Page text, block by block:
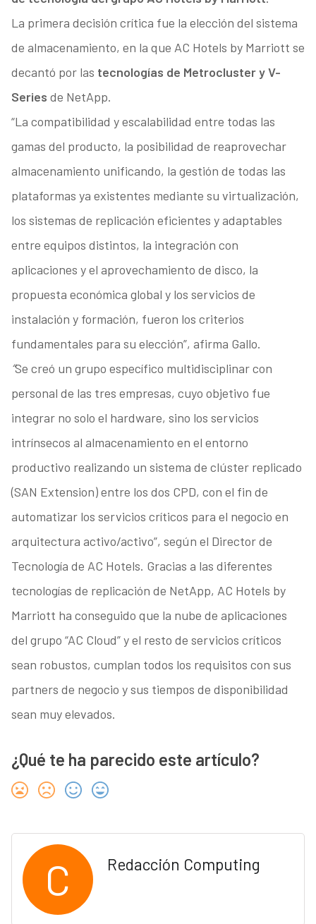
La primera decisión crítica fue la elección del sistema
de almacenamiento, en la que AC Hotels by Marriott se
decantó por las tecnologías de Metrocluster y V-
Series de NetApp.
“La compatibilidad y escalabilidad entre todas las
gamas del producto, la posibilidad de reaprovechar
almacenamiento unificando, la gestión de todas las
plataformas ya existentes mediante su virtualización,
los sistemas de replicación eficientes y adaptables
entre equipos distintos, la integración con
aplicaciones y el aprovechamiento de disco, la
propuesta económica global y los servicios de
instalación y formación, fueron los criterios
fundamentales para su elección”, afirma Gallo.
“Se creó un grupo específico multidisciplinar con
personal de las tres empresas, cuyo objetivo fue
integrar no solo el hardware, sino los servicios
intrínsecos al almacenamiento en el entorno
productivo realizando un sistema de clúster replicado
(SAN Extension) entre los dos CPD, con el fin de
automatizar los servicios críticos para el negocio en
arquitectura activo/activo”, según el Director de
Tecnología de AC Hotels. Gracias a las diferentes
tecnologías de replicación de NetApp, AC Hotels by
Marriott ha conseguido que la nube de aplicaciones
del grupo “AC Cloud” y el resto de servicios críticos
sean robustos, cumplan todos los requisitos con sus
partners de negocio y sus tiempos de disponibilidad
sean muy elevados.
¿Qué te ha parecido este artículo?
C Redacción Computing